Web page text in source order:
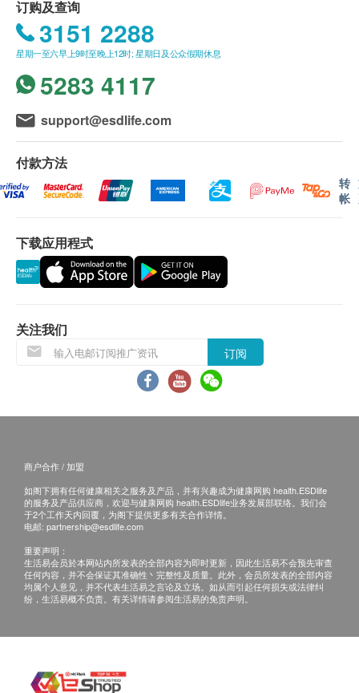
成份
维他命B1、维他命B2、烟酰胺、泛酸、维他命B6、
维他命B12、钙、铁、叶酸、镁、硼、锌、硒、碘、
铬、β-胡萝卜素、生物素、维他命C、维他命
D3（200 IU )、维他命E (27 IU)、西伯利亚人参根提
取物。当量。干燥，葡萄籽分机。当量。干燥，凝固
芽孢杆菌，含有色素（粉红色E171、E172）、压片
助剂（交联羧甲基纤维素钠（乳化剂）、聚维酮（稳
定剂）、共聚维酮（稳定剂）、 E460(i)（增稠剂）、
储存方法
存放在25ºC 以下的阴凉干燥处。
订购及查询
3151 2288
星期一至六早上9时至晚上12时; 星期日及公众假期休息
5283 4117
support@esdlife.com
付款方法
转
帐
下载应用程式
关注我们
订阅
商户合作 / 加盟
如阁下拥有任何健康相关之服务及产品，并有兴趣成为健康网购 health.ESDlife
的服务及产品供应商，欢迎与健康网购 health.ESDlife业务发展部联络。我们会
于2个工作天内回覆，为阁下提供更多有关合作详情。
电邮: partnership@esdlife.com
重要声明：
生活易会员於本网站内所发表的全部内容为即时更新，因此生活易不会预先审查
任何内容，并不会保证其准确性丶完整性及质量。此外，会员所发表的全部内容
均属个人意见，并不代表生活易之言论及立场。如从而引起任何损失或法律纠
纷，生活易概不负责。有关详情请参阅生活易的免责声明。